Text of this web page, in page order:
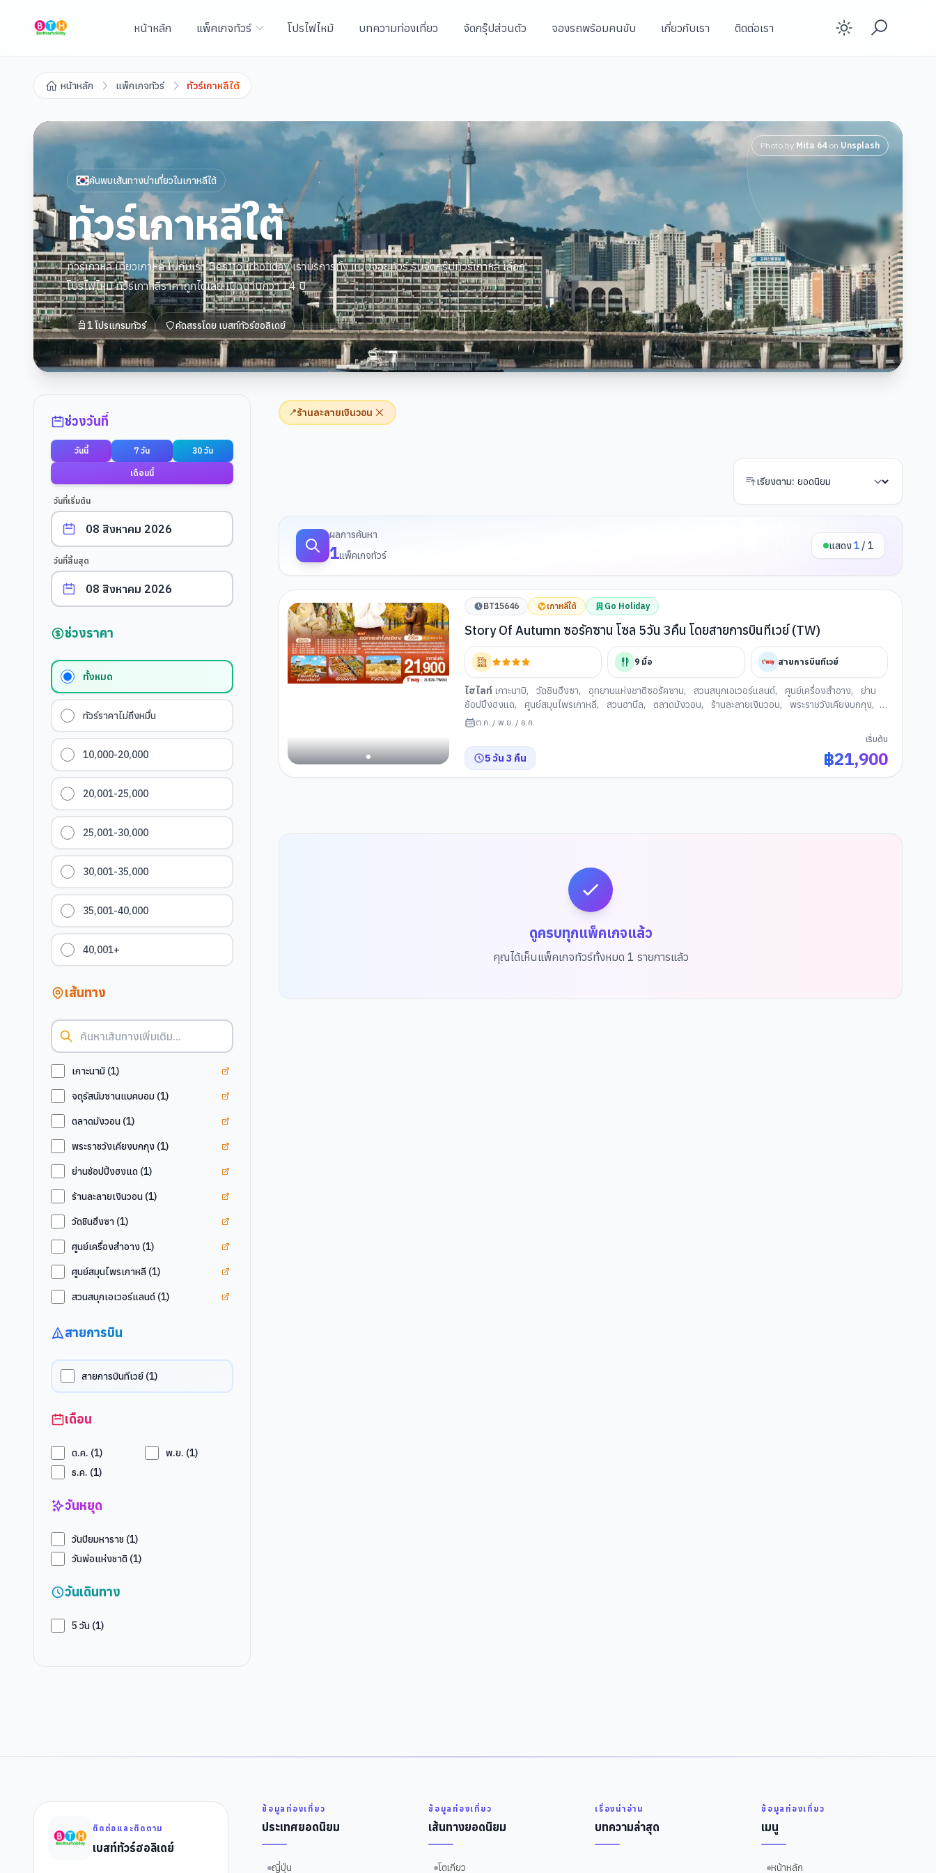
หน้าหลัก แพ็คเกจทัวร์ โปรไฟไหม้ บทความท่องเที่ยว จัดกรุ๊ปส่วนตัว จองรถพร้อมคนขับ เกี่ยวกับเรา ติดต่อเรา Enable
หน้าหลัก แพ็กเกจทัวร์ ทัวร์เกาหลีใต้
Photo by Mita 64 on Unsplash
ค้นพบเส้นทางน่าเที่ยวในเกาหลีใต้
ทัวร์เกาหลีใต้
ทัวร์เกาหลี เที่ยวเกาหลี ไปกับเรา Besttourholiday เราบริการทั้ง แบบจอยทัวร์ รับจัดกรุ๊ปทัวร์เกาหลี เลือก
โปรไฟไหม้ ทัวร์เกาหลีราคาถูกได้เลย เปิดนานกว่า 14 ปี
1โปรแกรมทัวร์ คัดสรรโดย เบสท์ทัวร์ฮอลิเดย์
ช่วงวันที่
วันนี้ 7 วัน 30 วัน
เดือนนี้
วันที่เริ่มต้น
วันที่สิ้นสุด
ช่วงราคา
ทั้งหมด
ทัวร์ราคาไม่ถึงหมื่น
10,000-20,000
20,001-25,000
25,001-30,000
30,001-35,000
35,001-40,000
40,001+
เส้นทาง
เกาะนามิ (1)
จตุรัสนัมซานแบคบอม (1)
ตลาดมังวอน (1)
พระราชวังเคียงบกกุง (1)
ย่านช้อปปิ้งฮงแด (1)
ร้านละลายเงินวอน (1)
วัดชินฮึงซา (1)
ศูนย์เครื่องสำอาง (1)
ศูนย์สมุนไพรเกาหลี (1)
สวนสนุกเอเวอร์แลนด์ (1)
สายการบิน
สายการบินทีเวย์ (1)
เดือน
ต.ค. (1) พ.ย. (1)
ธ.ค. (1)
วันหยุด
วันปิยมหาราช (1)
วันพ่อแห่งชาติ (1)
วันเดินทาง
5 วัน (1)
📍ร้านละลายเงินวอน
เรียงตาม:
ผลการค้นหา
1แพ็คเกจทัวร์
แสดง1 / 1
BT15646 เกาหลีใต้ Go Holiday
Story Of Autumn ซอรัคซาน โซล 5วัน 3คืน โดยสายการบินทีเวย์ (TW)
9 มื้อ สายการบินทีเวย์
ไฮไลท์ เกาะนามิ, วัดชินฮึงซา, อุทยานแห่งชาติซอรัคซาน, สวนสนุกเอเวอร์แลนด์, ศูนย์เครื่องสำอาง,
ย่าน
ช้อปปิ้งฮงแด, ศูนย์สมุนไพรเกาหลี, สวนฮานึล, ตลาดมังวอน, ร้านละลายเงินวอน, พระราชวังเคียงบกกุง,
จตุรัสนัมซานแบคบอม
ต.ค. / พ.ย. / ธ.ค.
5 วัน 3 คืน
เริ่มต้น
฿21,900
ดูครบทุกแพ็คเกจแล้ว
คุณได้เห็นแพ็คเกจทัวร์ทั้งหมด 1 รายการแล้ว
ติดต่อและติดตาม
เบสท์ทัวร์ฮอลิเดย์
ข้อมูลท่องเที่ยว
ประเทศยอดนิยม
ญี่ปุ่น
ข้อมูลท่องเที่ยว
เส้นทางยอดนิยม
โตเกียว
เรื่องน่าอ่าน
บทความล่าสุด
ข้อมูลท่องเที่ยว
เมนู
หน้าหลัก